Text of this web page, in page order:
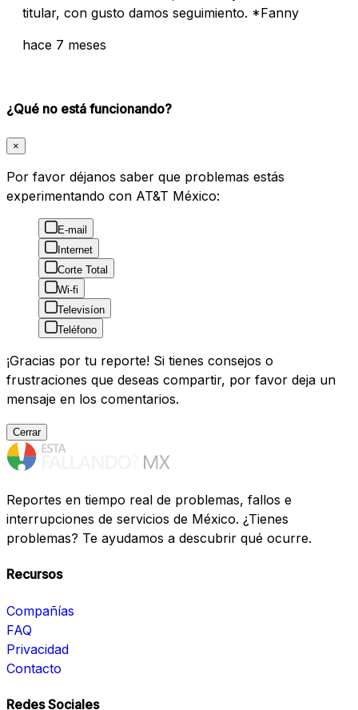
titular, con gusto damos seguimiento. *Fanny
hace 7 meses
¿Qué no está funcionando?
×
Por favor déjanos saber que problemas estás
experimentando con AT&T México:
E-mail
Internet
Corte Total
Wi-fi
Televisíon
Teléfono
¡Gracias por tu reporte! Si tienes consejos o
frustraciones que deseas compartir, por favor deja un
mensaje en los comentarios.
Cerrar
Reportes en tiempo real de problemas, fallos e
interrupciones de servicios de México. ¿Tienes
problemas? Te ayudamos a descubrir qué ocurre.
Recursos
Compañías
FAQ
Privacidad
Contacto
Redes Sociales